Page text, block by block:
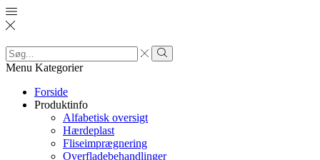
Search
input
Search
Menu Kategorier
Forside
Produktinfo
Alfabetisk oversigt
Hærdeplast
Fliseimprægnering
Overfladebehandlinger